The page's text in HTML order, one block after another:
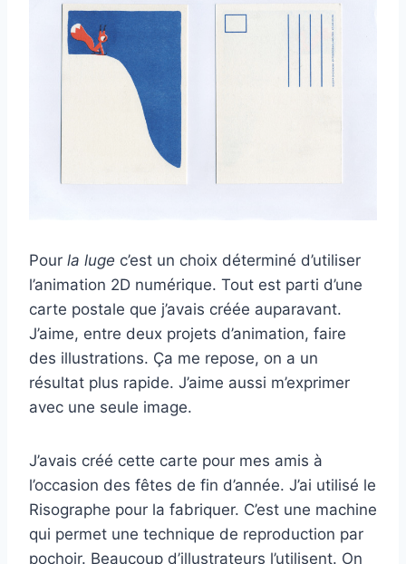
Pour la luge c’est un choix déterminé d’utiliser
l’animation 2D numérique. Tout est parti d’une
carte postale que j’avais créée auparavant.
J’aime, entre deux projets d’animation, faire
des illustrations. Ça me repose, on a un
résultat plus rapide. J’aime aussi m’exprimer
avec une seule image.
J’avais créé cette carte pour mes amis à
l’occasion des fêtes de fin d’année. J’ai utilisé le
Risographe pour la fabriquer. C’est une machine
qui permet une technique de reproduction par
pochoir. Beaucoup d’illustrateurs l’utilisent. On